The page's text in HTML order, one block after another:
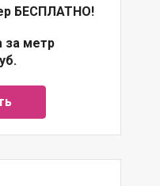
БЕСПЛАТНО!
за метр